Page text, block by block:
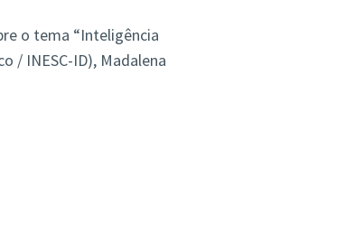
o tema “Inteligência
/ INESC-ID), Madalena